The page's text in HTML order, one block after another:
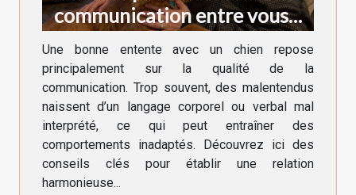
communication entre vous
et votre chien
Une bonne entente avec un chien repose
principalement sur la qualité de la
communication. Trop souvent, des malentendus
naissent d’un langage corporel ou verbal mal
interprété, ce qui peut entraîner des
comportements inadaptés. Découvrez ici des
conseils clés pour établir une relation
harmonieuse...